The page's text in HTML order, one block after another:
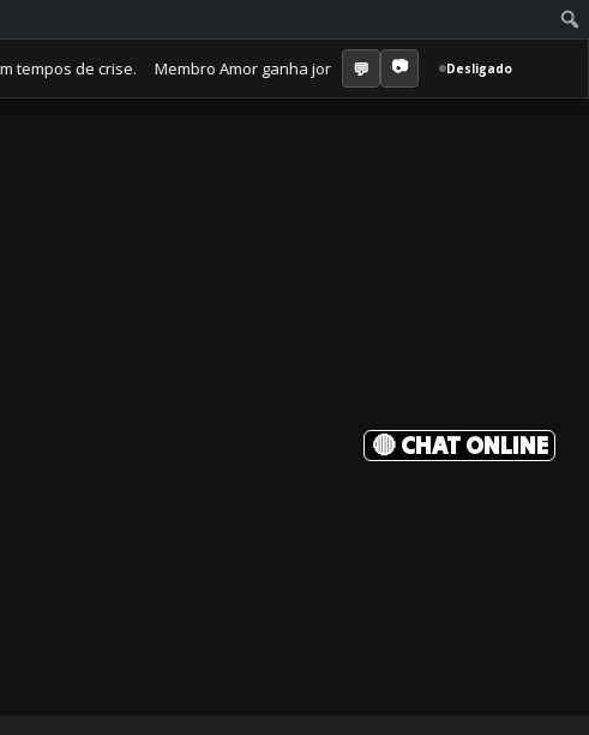
de crise. Membro Amor ganha jornal mensal + aula semanal +
Desligado
🔴 CHAT ONLINE